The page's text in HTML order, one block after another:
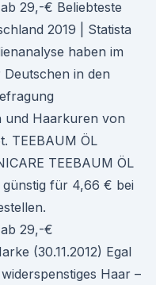
29,-€ Beliebteste
2019 | Statista
haben im
in den
und Haarkuren von
TEEBAUM ÖL
TEEBAUM ÖL
für 4,66 € bei
29,-€
(30.11.2012) Egal
Haar –